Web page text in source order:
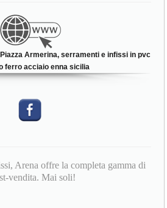
Armerina, serramenti e infissi in pvc
ferro acciaio enna sicilia
Arena offre la completa gamma di
vendita. Mai soli!